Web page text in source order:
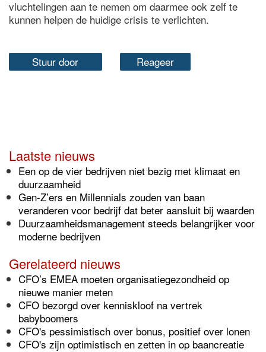
vluchtelingen aan te nemen om daarmee ook zelf te
kunnen helpen de huidige crisis te verlichten.
Stuur door Reageer
Laatste nieuws
Een op de vier bedrijven niet bezig met klimaat en
duurzaamheid
Gen-Z’ers en Millennials zouden van baan
veranderen voor bedrijf dat beter aansluit bij waarden
Duurzaamheidsmanagement steeds belangrijker voor
moderne bedrijven
Gerelateerd nieuws
CFO’s EMEA moeten organisatiegezondheid op
nieuwe manier meten
CFO bezorgd over kenniskloof na vertrek
babyboomers
CFO's pessimistisch over bonus, positief over lonen
CFO's zijn optimistisch en zetten in op baancreatie